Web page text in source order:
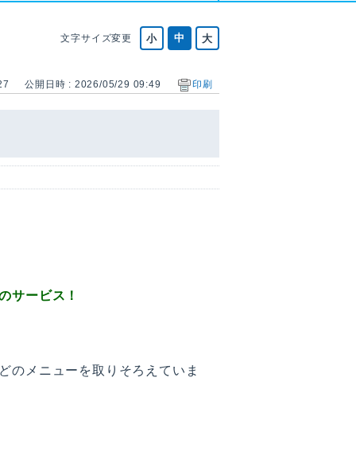
文字サイズ変更
公開日時 : 2026/05/29 09:49 印刷
サービス！
のメニューを取りそろえていま